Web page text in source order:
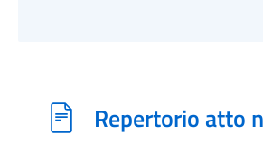
Repertorio atto